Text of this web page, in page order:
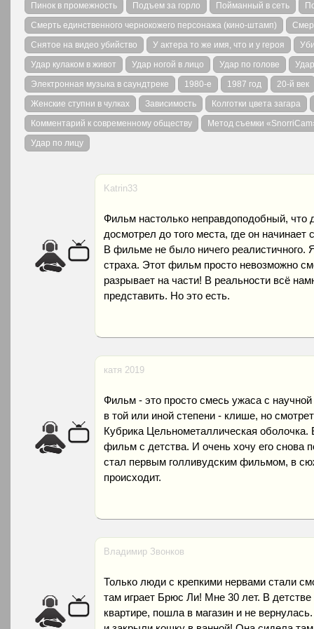
Пинок в промежность
Подъем за горло Пойманный в сеть
Смерть единственного чернокожего персонажа (кино-штамп)
Снятое на видео убийство
У актера то же имя, что и у героя
Удар кулаком в живот
Удар ногой в лицо Удар по голове
Электронная музыка в саундтреке
1980-е 1987 год
20-й век
Женские ступни в чулках
Зависимость
Колготки цвета загара
Комментарий к современному обществу
Метод съемки
Удар по лицу
Katrin33
Фильм настолько неправдоподобный, что
досмотрел до того места, где он
В фильме не было ничего реалистичного.
страха. Этот фильм просто невозможно
разрывает на части! В реальности всё
представить. Но это есть.
катя 2019
Фильм - это просто смесь ужаса с
в той или иной степени - клише, но
Кубрика Цельнометаллическая
фильм с детства. И очень хочу его снова
стал первым голливудским фильмом, в
происходит.
Владимир Звонков
Только люди с крепкими нервами стали
там играет Брюс Ли! Мне 30 лет. В
квартире, пошла в магазин и не